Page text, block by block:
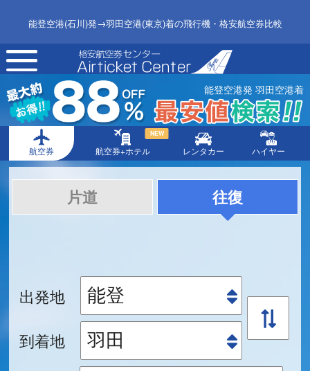
能登空港(石川)発→羽田空港(東京)着の飛行機・格安航空券比較
toggle
navigation
能登空港発 羽田空港着
航空券 航空券+ホテル
NEW
レンタカー ハイヤー
片道 往復
出発地
到着地